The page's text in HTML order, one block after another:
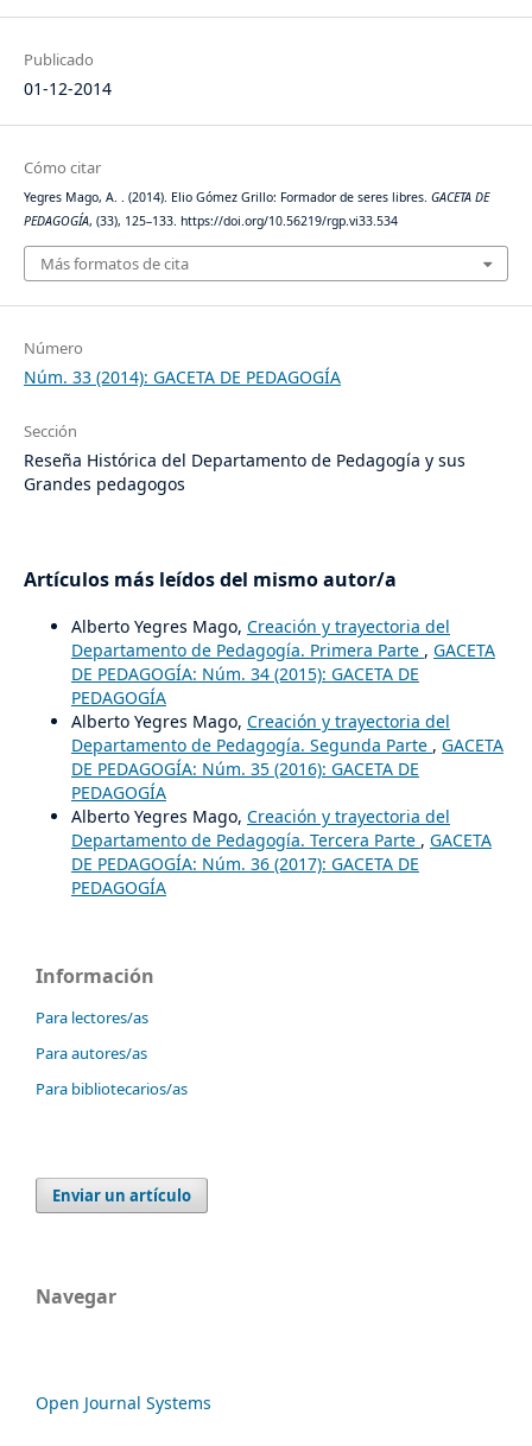
Publicado
01-12-2014
Cómo citar
Yegres Mago, A. . (2014). Elio Gómez Grillo: Formador de seres libres. GACETA DE
PEDAGOGÍA, (33), 125–133. https://doi.org/10.56219/rgp.vi33.534
Más formatos de cita
Número
Núm. 33 (2014): GACETA DE PEDAGOGÍA
Sección
Reseña Histórica del Departamento de Pedagogía y sus
Grandes pedagogos
Artículos más leídos del mismo autor/a
Alberto Yegres Mago, Creación y trayectoria del
Departamento de Pedagogía. Primera Parte , GACETA
DE PEDAGOGÍA: Núm. 34 (2015): GACETA DE
PEDAGOGÍA
Alberto Yegres Mago, Creación y trayectoria del
Departamento de Pedagogía. Segunda Parte , GACETA
DE PEDAGOGÍA: Núm. 35 (2016): GACETA DE
PEDAGOGÍA
Alberto Yegres Mago, Creación y trayectoria del
Departamento de Pedagogía. Tercera Parte , GACETA
DE PEDAGOGÍA: Núm. 36 (2017): GACETA DE
PEDAGOGÍA
Información
Para lectores/as
Para autores/as
Para bibliotecarios/as
Enviar un artículo
Navegar
Open Journal Systems